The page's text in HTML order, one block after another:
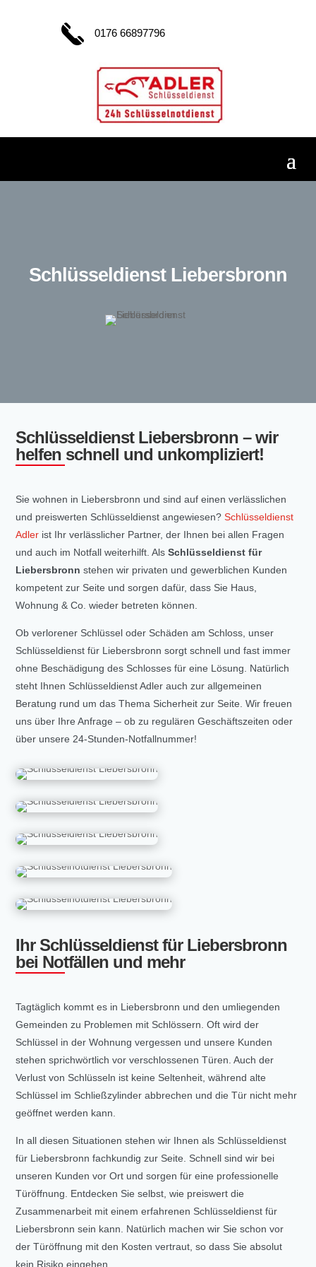
0176 66897796
Schlüsseldienst Liebersbronn
Schlüsseldienst Liebersbronn – wir
helfen schnell und unkompliziert!
Sie wohnen in Liebersbronn und sind auf einen verlässlichen
und preiswerten Schlüsseldienst angewiesen?Schlüsseldienst
Adler ist Ihr verlässlicher Partner, der Ihnen bei allen Fragen
und auch im Notfall weiterhilft. AlsSchlüsseldienst für
Liebersbronn stehen wir privaten und gewerblichen Kunden
kompetent zur Seite und sorgen dafür, dass Sie Haus,
Wohnung & Co. wieder betreten können.
Ob verlorener Schlüssel oder Schäden am Schloss, unser
Schlüsseldienst für Liebersbronn sorgt schnell und fast immer
ohne Beschädigung des Schlosses für eine Lösung. Natürlich
steht Ihnen Schlüsseldienst Adler auch zur allgemeinen
Beratung rund um das Thema Sicherheit zur Seite. Wir freuen
uns über Ihre Anfrage – ob zu regulären Geschäftszeiten oder
über unsere 24-Stunden-Notfallnummer!
Ihr Schlüsseldienst für Liebersbronn
bei Notfällen und mehr
Tagtäglich kommt es in Liebersbronn und den umliegenden
Gemeinden zu Problemen mit Schlössern. Oft wird der
Schlüssel in der Wohnung vergessen und unsere Kunden
stehen sprichwörtlich vor verschlossenen Türen. Auch der
Verlust von Schlüsseln ist keine Seltenheit, während alte
Schlüssel im Schließzylinder abbrechen und die Tür nicht mehr
geöffnet werden kann.
In all diesen Situationen stehen wir Ihnen als Schlüsseldienst
für Liebersbronn fachkundig zur Seite. Schnell sind wir bei
unseren Kunden vor Ort und sorgen für eine professionelle
Türöffnung. Entdecken Sie selbst, wie preiswert die
Zusammenarbeit mit einem erfahrenen Schlüsseldienst für
Liebersbronn sein kann. Natürlich machen wir Sie schon vor
der Türöffnung mit den Kosten vertraut, so dass Sie absolut
kein Risiko eingehen.